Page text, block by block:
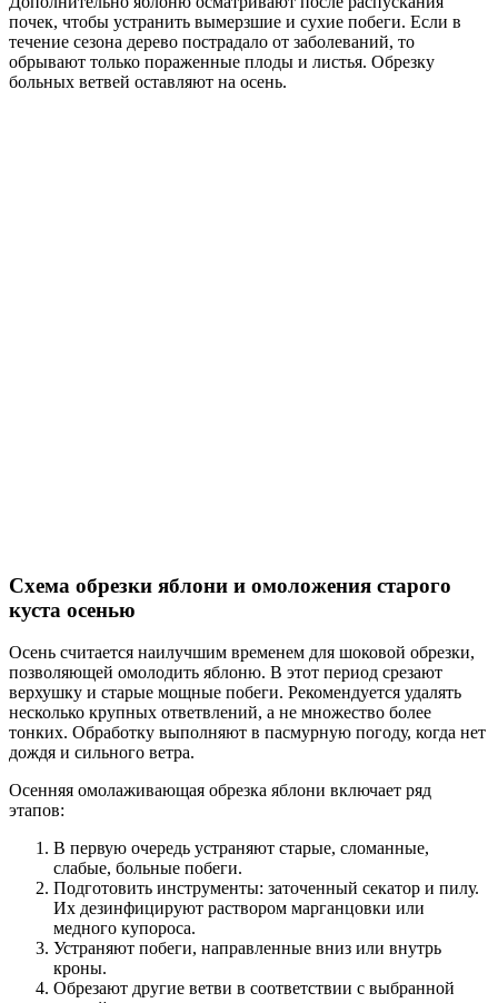
почек, чтобы устранить вымерзшие и сухие побеги. Если в
течение сезона дерево пострадало от заболеваний, то
обрывают только пораженные плоды и листья. Обрезку
больных ветвей оставляют на осень.
Схема обрезки яблони и омоложения старого
куста осенью
Осень считается наилучшим временем для шоковой обрезки,
позволяющей омолодить яблоню. В этот период срезают
верхушку и старые мощные побеги. Рекомендуется удалять
несколько крупных ответвлений, а не множество более
тонких. Обработку выполняют в пасмурную погоду, когда нет
дождя и сильного ветра.
Осенняя омолаживающая обрезка яблони включает ряд
этапов:
В первую очередь устраняют старые, сломанные,
слабые, больные побеги.
Подготовить инструменты: заточенный секатор и пилу.
Их дезинфицируют раствором марганцовки или
медного купороса.
Устраняют побеги, направленные вниз или внутрь
кроны.
Обрезают другие ветви в соответствии с выбранной